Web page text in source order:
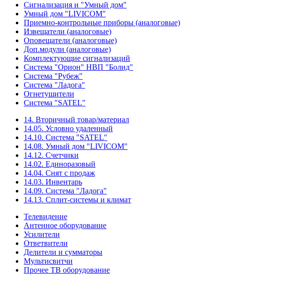
Сигнализация и "Умный дом"
Умный дом "LIVICOM"
Приемно-контрольные приборы (аналоговые)
Извещатели (аналоговые)
Оповещатели (аналоговые)
Доп.модули (аналоговые)
Комплектующие сигнализаций
Система "Орион" НВП "Болид"
Система "Рубеж"
Система "Ладога"
Огнетушители
Система "SATEL"
14. Вторичный товар/материал
14.05. Условно удаленный
14.10. Система "SATEL"
14.08. Умный дом "LIVICOM"
14.12. Счетчики
14.02. Единоразовый
14.04. Снят с продаж
14.03. Инвентарь
14.09. Система "Ладога"
14.13. Сплит-системы и климат
Телевидение
Антенное оборудование
Усилители
Ответвители
Делители и сумматоры
Мультисвитчи
Прочее ТВ оборудование